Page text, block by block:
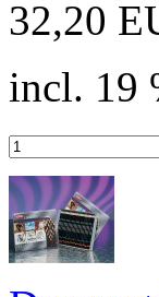
32,20
incl. 19